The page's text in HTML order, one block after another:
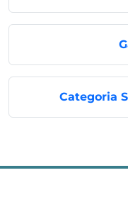
Categoria